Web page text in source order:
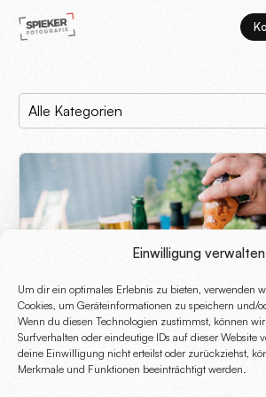
Einwilligung verwalten
Um dir ein optimales Erlebnis zu bieten, verwenden
Cookies, um Geräteinformationen zu speichern und/
Wenn du diesen Technologien zustimmst, können wir
Surfverhalten oder eindeutige IDs auf dieser Website
deine Einwilligung nicht erteilst oder zurückziehst,
Merkmale und Funktionen beeinträchtigt werden.